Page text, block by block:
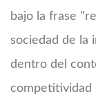
bajo la frase
sociedad de la
dentro del
competitividad